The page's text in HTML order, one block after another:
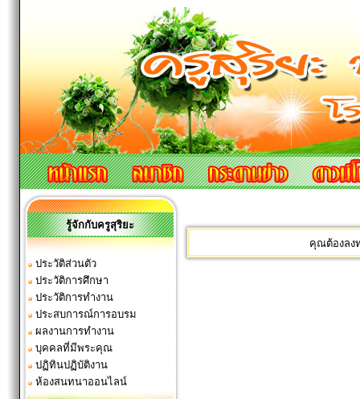
รู้จักกับครูสุริยะ
ประวัติส่วนตัว
ประวัติการศึกษา
ประวัติการทำงาน
ประสบการณ์การอบรม
ผลงานการทำงาน
บุคคลที่มีพระคุณ
ปฏิทินปฏิบัติงาน
ห้องสนทนาออนไลน์
คุณต้องลง